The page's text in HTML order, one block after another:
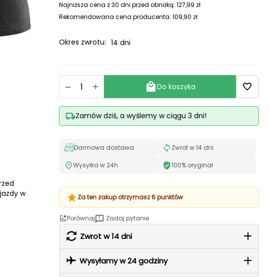
Najniższa cena z 30 dni przed obniżką: 127,99 zł
Rekomendowana cena producenta: 109,90 zł
Okres zwrotu: 14 dni
+
− Do koszyka
Zamów dziś, a wyślemy w ciągu 3 dni!
Darmowa dostawa Zwrot w 14 dni
Wysyłka w 24h 100% oryginał
Za ten zakup otrzymasz 6 punktów
Porównaj Zadaj pytanie
Zwrot w 14 dni
Wysyłamy w 24 godziny
w